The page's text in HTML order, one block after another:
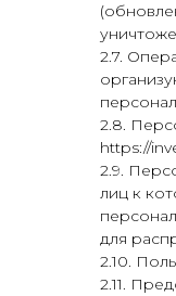
2.7.
2.8.
https://
2.9.
лиц к
для
2.10.
2.11.